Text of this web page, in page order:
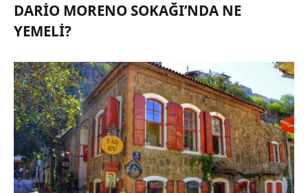
DARIO MORENO SOKAĞI’NDA NE
YEMELI?